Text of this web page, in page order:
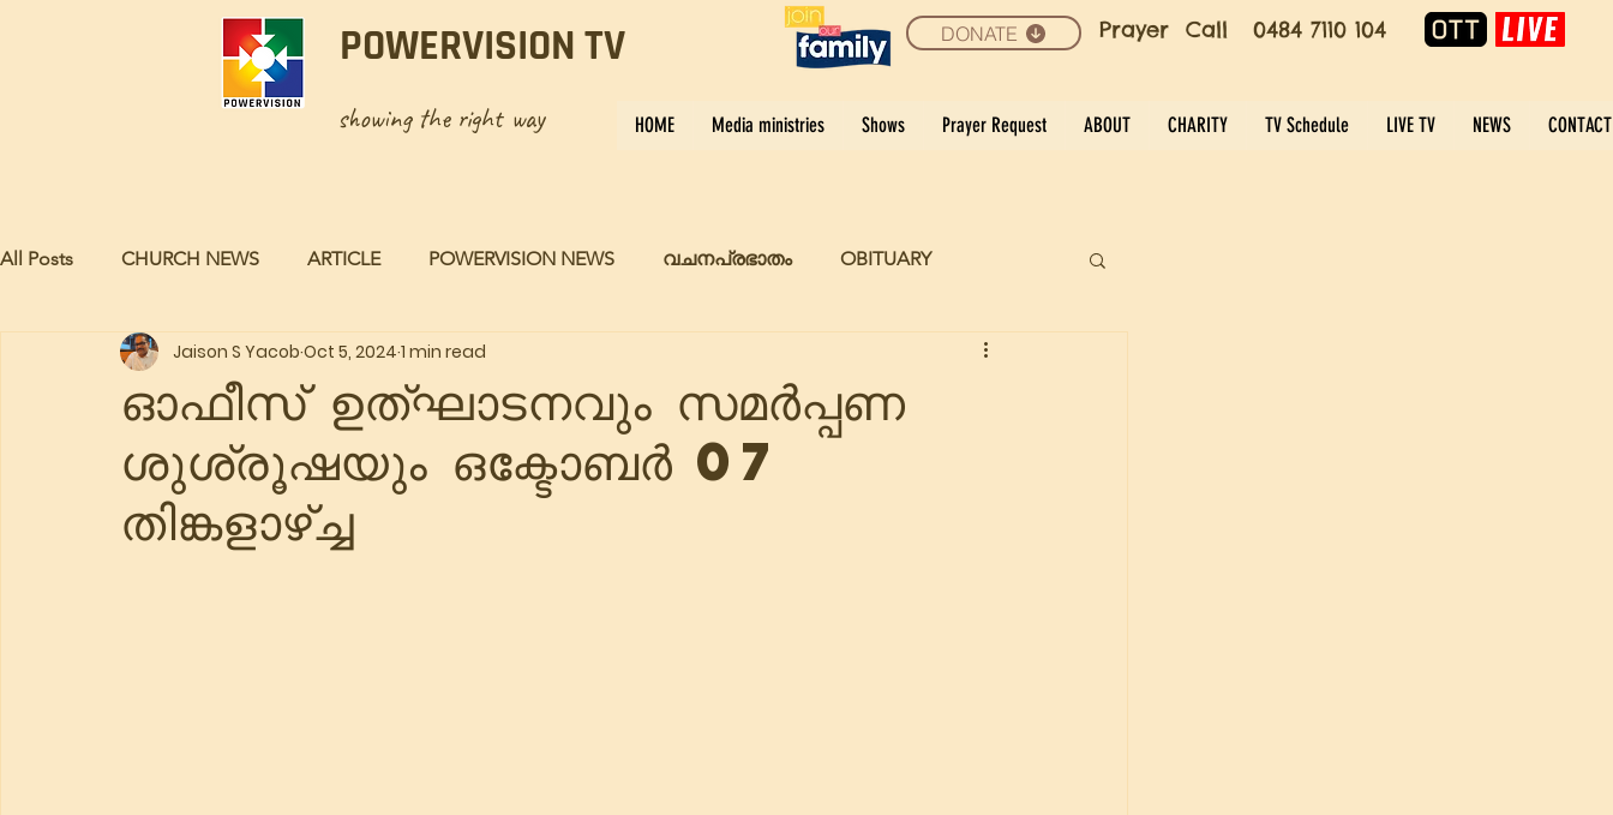
POWERVISION TV
showing the right way
DONATE Prayer Call 0484 7110 104
HOME Media ministries Shows Prayer Request ABOUT CHARITY TV Schedule LIVE TV NEWS CONTACT
All Posts CHURCH NEWS ARTICLE POWERVISION NEWS വചനപ്രഭാതം OBITUARY
ഓഫീസ് ഉത്ഘാടനവും സമർപ്പണ
ശുശ്രൂഷയും ഒക്ടോബർ 07
തിങ്കളാഴ്ച്ച
Jaison S Yacob Oct 5, 2024 1 min read